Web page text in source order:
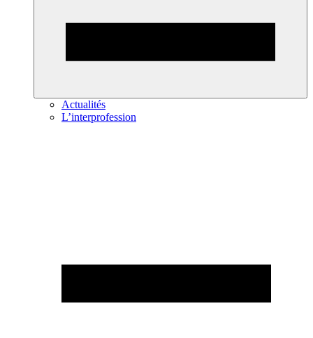
Actualités
L’interprofession